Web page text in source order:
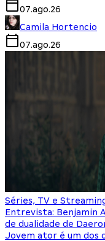
07.ago.26
Camila Hortencio
07.ago.26
Séries, TV e
Entrevista: Benjamin
de dualidade de
Jovem ator é um dos